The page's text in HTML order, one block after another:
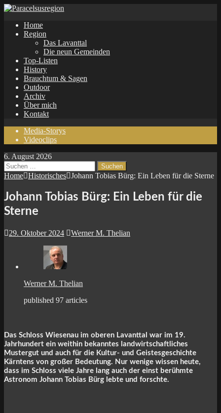
Home
Region
Das Lavanttal
Die neun Gemeinden
Top-Listen
History
Brauchtum & Sagen
Outdoor
Archiv
Über mich
Kontakt
Media-Storys
Videoclips
6. August 2026
Suchen
nach:
Home Historisches Johann Tobias Bürg: Ein Leben für die Sterne
Johann Tobias Bürg: Ein Leben für die
Sterne
29. Oktober 2024 Werner M. Thelian
Werner M. Thelian
published 97 articles
Das Schloss Wiesenau im oberen Lavanttal war im 19.
Jahrhundert ein weithin bekanntes landwirtschaftliches
Mustergut und auch für die Kultur- und Geistesgeschichte
Kärntens von großer Bedeutung. Nur wenige wissen heute,
dass im Schloss viele Jahre lang auch der einst berühmte
Astronom Johann Tobias Bürg lebte und forschte.